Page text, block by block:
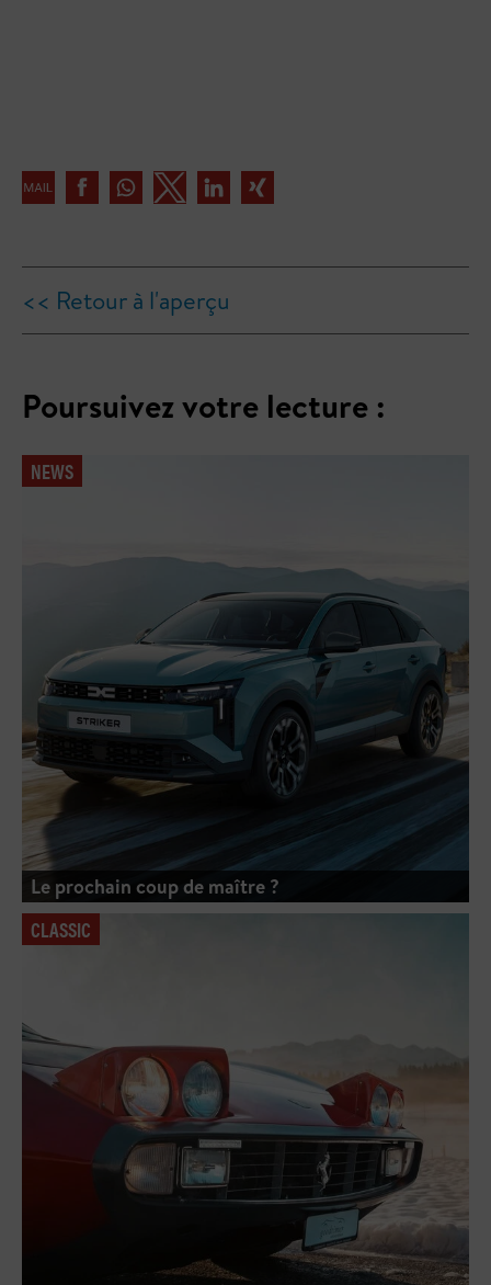
<< Retour à l'aperçu
Poursuivez votre lecture :
NEWS
Le prochain coup de maître ?
CLASSIC